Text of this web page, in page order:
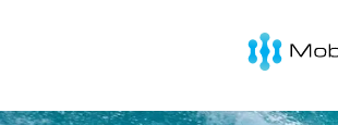
MobiMatter